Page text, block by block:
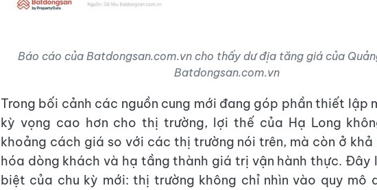
Báo cáo của Batdongsan.com.vn cho thấy dư địa tăng giá của
Batdongsan.com.vn
Trong bối cảnh các nguồn cung mới đang góp phần thiết lập
kỳ vọng cao hơn cho thị trường, lợi thế của Hạ Long
khoảng cách giá so với các thị trường nói trên, mà còn ở khả
hóa dòng khách và hạ tầng thành giá trị vận hành thực. Đây
biệt của chu kỳ mới: thị trường không chỉ nhìn vào quy mô